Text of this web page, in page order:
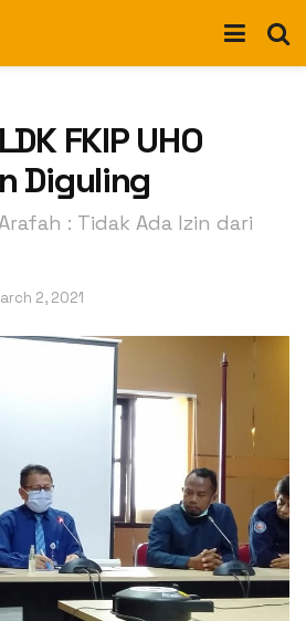
FKIP UHO
Diguling
: Tidak Ada Izin dari
2, 2021